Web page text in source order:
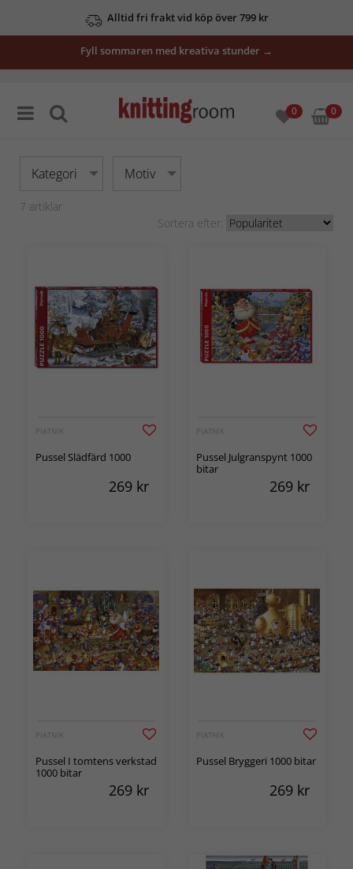
Alltid fri frakt vid köp över 799 kr
Fyll sommaren med kreativa stunder →
0 0
Kategori Motiv
7 artiklar
Sortera efter:
PIATNIK
Pussel Slädfärd 1000
269 kr
PIATNIK
Pussel Julgranspynt 1000
bitar
269 kr
PIATNIK
Pussel I tomtens verkstad
1000 bitar
269 kr
PIATNIK
Pussel Bryggeri 1000 bitar
269 kr